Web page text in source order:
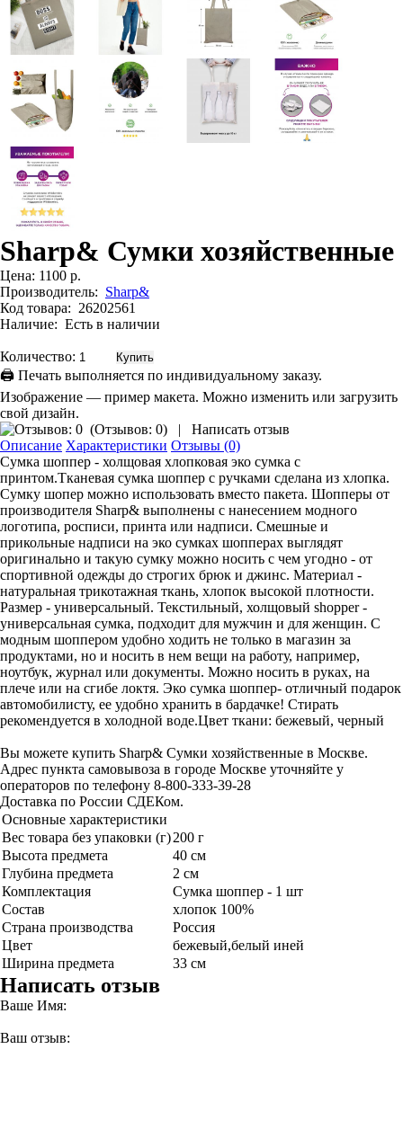
Sharp& Сумки хозяйственные
Цена: 1100 р.
Производитель: Sharp&
Код товара: 26202561
Наличие: Есть в наличии
Количество:
🖨 Печать выполняется по индивидуальному заказу.
Изображение — пример макета. Можно изменить или загрузить
свой дизайн.
(Отзывов: 0) |
Написать отзыв
Описание Характеристики Отзывы (0)
Сумка шоппер - холщовая хлопковая эко сумка с
принтом.Тканевая сумка шоппер с ручками сделана из хлопка.
Сумку шопер можно использовать вместо пакета. Шопперы от
производителя Sharp& выполнены с нанесением модного
логотипа, росписи, принта или надписи. Смешные и
прикольные надписи на эко сумках шопперах выглядят
оригинально и такую сумку можно носить с чем угодно - от
спортивной одежды до строгих брюк и джинс. Материал -
натуральная трикотажная ткань, хлопок высокой плотности.
Размер - универсальный. Текстильный, холщовый shopper -
универсальная сумка, подходит для мужчин и для женщин. С
модным шоппером удобно ходить не только в магазин за
продуктами, но и носить в нем вещи на работу, например,
ноутбук, журнал или документы. Можно носить в руках, на
плече или на сгибе локтя. Эко сумка шоппер- отличный подарок
автомобилисту, ее удобно хранить в бардачке! Стирать
рекомендуется в холодной воде.Цвет ткани: бежевый, черный
Вы можете купить Sharp& Сумки хозяйственные в Москве.
Адрес пункта самовывоза в городе Москве уточняйте у
операторов по телефону 8-800-333-39-28
Доставка по России СДЕКом.
Основные характеристики
Вес товара без упаковки (г)200 г
Высота предмета
40 см
Глубина предмета
2 см
Комплектация
Сумка шоппер - 1 шт
Состав
хлопок 100%
Страна производства
Россия
Цвет
бежевый,белый иней
Ширина предмета
33 см
Написать отзыв
Ваше Имя:
Ваш отзыв: